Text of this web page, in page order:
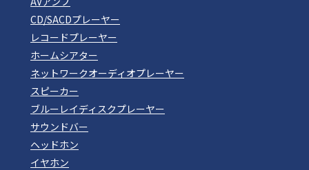
CD/SACDプレーヤー
レコードプレーヤー
ホームシアター
ネットワークオーディオプレーヤー
スピーカー
ブルーレイディスクプレーヤー
サウンドバー
ヘッドホン
イヤホン